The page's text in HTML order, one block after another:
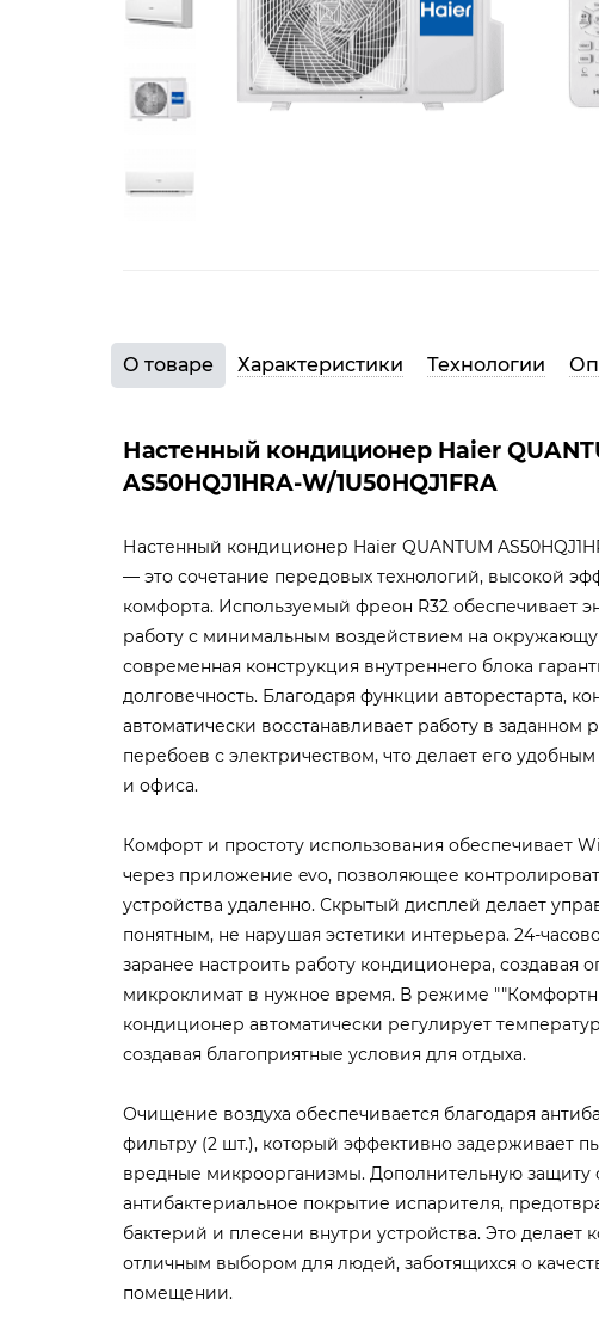
О товаре Характеристики Технологии
Настенный кондиционер Haier
AS50HQJ1HRA-W/1U50HQJ1FRA
Настенный кондиционер Haier QUANTUM
— это сочетание передовых технологий, высокой
комфорта. Используемый фреон R32 обеспечивает
работу с минимальным воздействием на
современная конструкция внутреннего блока
долговечность. Благодаря функции авторестарта,
автоматически восстанавливает работу в заданном
перебоев с электричеством, что делает его
и офиса.
Комфорт и простоту использования обеспечивает
через приложение evo, позволяющее
устройства удаленно. Скрытый дисплей делает
понятным, не нарушая эстетики интерьера. 24-
заранее настроить работу кондиционера, создавая
микроклимат в нужное время. В режиме
кондиционер автоматически регулирует
создавая благоприятные условия для отдыха.
Очищение воздуха обеспечивается благодаря
фильтру (2 шт.), который эффективно задерживает
вредные микроорганизмы. Дополнительную защиту
антибактериальное покрытие испарителя,
бактерий и плесени внутри устройства. Это делает
отличным выбором для людей, заботящихся о
помещении.